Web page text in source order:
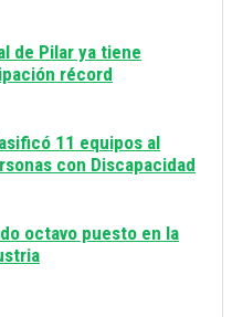
de Pilar ya tiene
récord
11 equipos al
con Discapacidad
octavo puesto en la